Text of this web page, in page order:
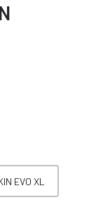
EVO XL